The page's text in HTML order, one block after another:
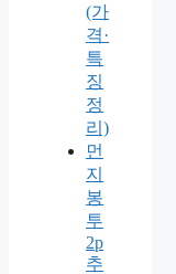
(가
격·
특
징
정
리)
먼
지
봉
투
2p
추